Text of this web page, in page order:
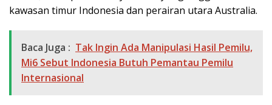
kawasan timur Indonesia dan perairan utara Australia.
Baca Juga : Tak Ingin Ada Manipulasi Hasil Pemilu,
Mi6 Sebut Indonesia Butuh Pemantau Pemilu
Internasional